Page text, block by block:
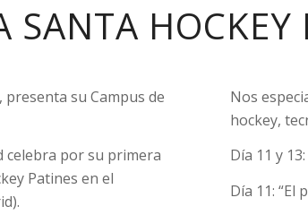
SANTA HOCKEY
presenta su Campus de
celebra por su primera
Patines en el
Nos
hockey,
Día 11 y
Día 11: “El